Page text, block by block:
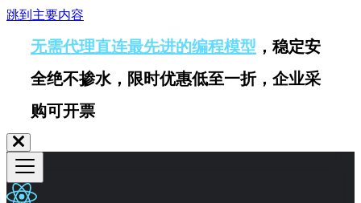
跳到主要内容
无需代理直连最先进的编程模型 ，稳定安
全绝不掺水，限时优惠低至一折，企业采
购可开票